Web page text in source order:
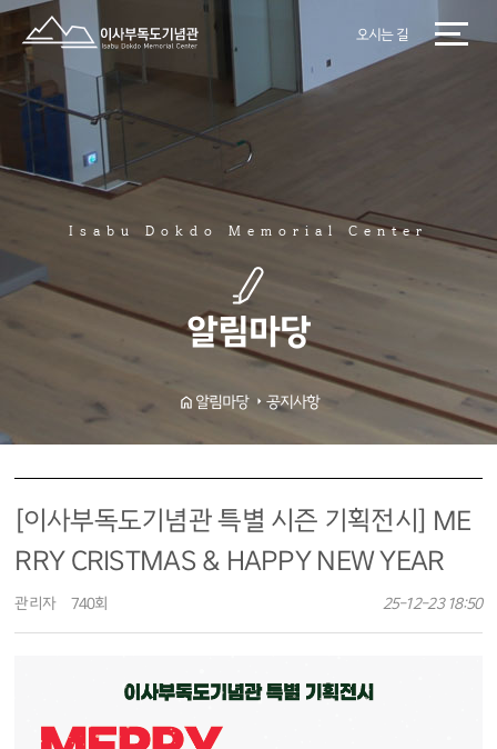
오시는 길
Isabu Dokdo Memorial Center
알림마당
알림마당 공지사항
[이사부독도기념관 특별 시즌 기획전시] ME
RRY CRISTMAS & HAPPY NEW YEAR
관리자 740회 25-12-23 18:50